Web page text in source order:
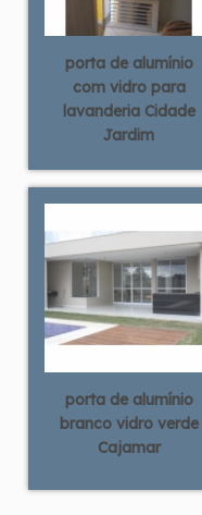
porta de alumínio
com vidro para
lavanderia Cidade
Jardim
porta de alumínio
branco vidro verde
Cajamar